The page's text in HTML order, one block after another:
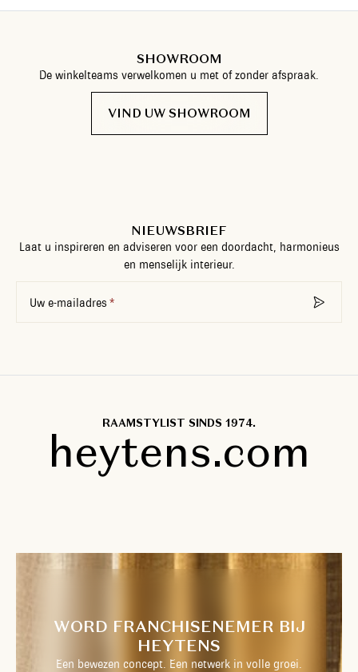
SHOWROOM
De winkelteams verwelkomen u met of zonder afspraak.
VIND UW SHOWROOM
NIEUWSBRIEF
Laat u inspireren en adviseren voor een doordacht, harmonieus
en menselijk interieur.
Uw e-mailadres
RAAMSTYLIST SINDS 1974.
heytens.com
WORD FRANCHISENEMER BIJ
HEYTENS
Een bewezen concept. Een netwerk in volle groei.